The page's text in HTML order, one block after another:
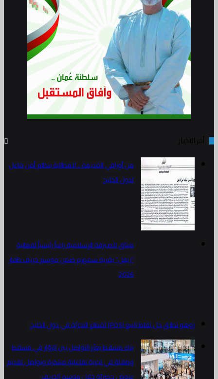
أخر الاخبار
من أوراقي القديمة .. للمطالبة بنظام أمن فاعل
لدول الخليج
ميثاق للصيرفة الإسلامية راعياً رئيسياً لفعالية
“ريفل” بقرية سمهرم ضمن موسم خريف ظفار
2026
زوهو تطلق حل نقاط البيع (POS) لقطاع التجزئة في دول الخليج
بنك مسقط يعزّز التواصل بين الزوّار في مسقط
وصلالة في تجربة تفاعلية مبتكرة ويواصل تقديم